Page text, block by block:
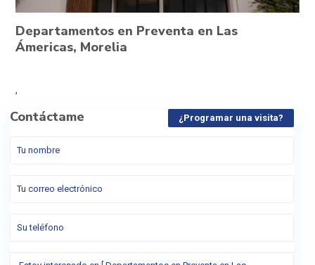
Departamentos en Preventa en Las
Ámericas, Morelia
,
Contáctame ¿Programar una visita?